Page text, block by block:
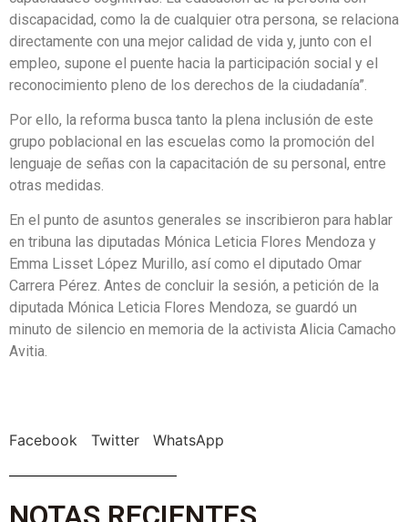
discapacidad, como la de cualquier otra persona, se relaciona
directamente con una mejor calidad de vida y, junto con el
empleo, supone el puente hacia la participación social y el
reconocimiento pleno de los derechos de la ciudadanía”.
Por ello, la reforma busca tanto la plena inclusión de este
grupo poblacional en las escuelas como la promoción del
lenguaje de señas con la capacitación de su personal, entre
otras medidas.
En el punto de asuntos generales se inscribieron para hablar
en tribuna las diputadas Mónica Leticia Flores Mendoza y
Emma Lisset López Murillo, así como el diputado Omar
Carrera Pérez. Antes de concluir la sesión, a petición de la
diputada Mónica Leticia Flores Mendoza, se guardó un
minuto de silencio en memoria de la activista Alicia Camacho
Avitia.
Facebook Twitter WhatsApp